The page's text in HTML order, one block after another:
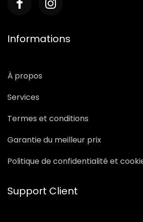
Informations
À propos
Services
Termes et conditions
Garantie du meilleur prix
Politique de confidentialité et
Support Client